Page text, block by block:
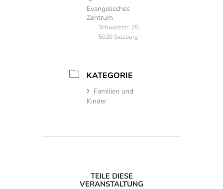
Evangelisches
Zentrum
Schwarzstr. 25,
5020 Salzburg
KATEGORIE
Familien und
Kinder
TEILE DIESE
VERANSTALTUNG